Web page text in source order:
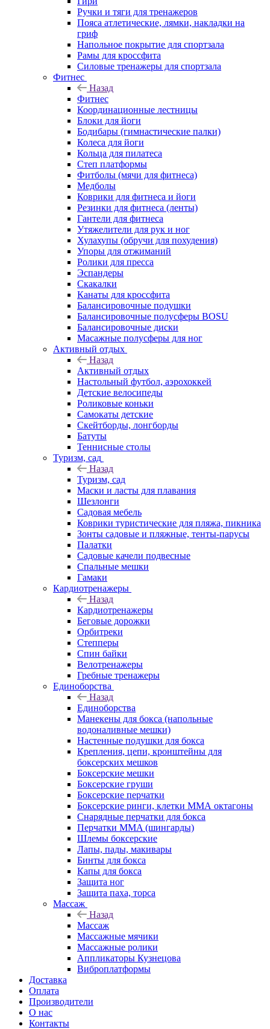
Ручки и тяги для тренажеров
Пояса атлетические, лямки, накладки на
гриф
Напольное покрытие для спортзала
Рамы для кроссфита
Силовые тренажеры для спортзала
Фитнес
Назад
Фитнес
Координационные лестницы
Блоки для йоги
Бодибары (гимнастические палки)
Колеса для йоги
Кольца для пилатеса
Степ платформы
Фитболы (мячи для фитнеса)
Медболы
Коврики для фитнеса и йоги
Резинки для фитнеса (ленты)
Гантели для фитнеса
Утяжелители для рук и ног
Хулахупы (обручи для похудения)
Упоры для отжиманий
Ролики для пресса
Эспандеры
Скакалки
Канаты для кроссфита
Балансировочные подушки
Балансировочные полусферы BOSU
Балансировочные диски
Масажные полусферы для ног
Активный отдых
Назад
Активный отдых
Настольный футбол, аэрохоккей
Детские велосипеды
Роликовые коньки
Самокаты детские
Скейтборды, лонгборды
Батуты
Теннисные столы
Туризм, сад
Назад
Туризм, сад
Маски и ласты для плавания
Шезлонги
Садовая мебель
Коврики туристические для пляжа, пикника
Зонты садовые и пляжные, тенты-парусы
Палатки
Садовые качели подвесные
Спальные мешки
Гамаки
Кардиотренажеры
Назад
Кардиотренажеры
Беговые дорожки
Орбитреки
Степперы
Спин байки
Велотренажеры
Гребные тренажеры
Единоборства
Назад
Единоборства
Манекены для бокса (напольные
водоналивные мешки)
Настенные подушки для бокса
Крепления, цепи, кронштейны для
боксерских мешков
Боксерские мешки
Боксерские груши
Боксерские перчатки
Боксерские ринги, клетки ММА октагоны
Снарядные перчатки для бокса
Перчатки MMA (шингарды)
Шлемы боксерские
Лапы, пады, макивары
Бинты для бокса
Капы для бокса
Защита ног
Защита паха, торса
Массаж
Назад
Массаж
Массажные мячики
Массажные ролики
Аппликаторы Кузнецова
Виброплатформы
Доставка
Оплата
Производители
О нас
Контакты